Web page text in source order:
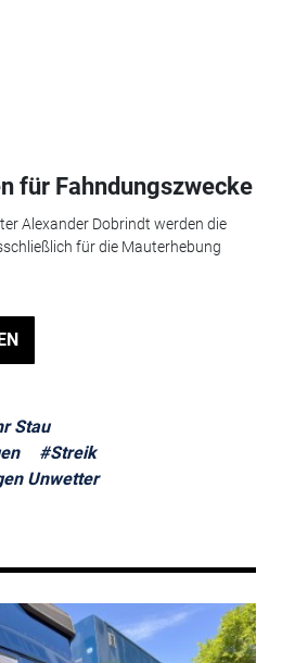
für Fahndungszwecke
Alexander Dobrindt werden die
für die Mauterhebung
Stau
#Streik
Unwetter